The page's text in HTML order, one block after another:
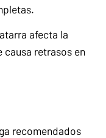
afecta la
retrasos en
recomendados